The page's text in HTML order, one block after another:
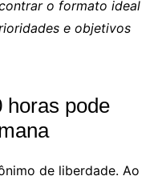
o formato ideal
e objetivos
horas pode
de liberdade. Ao